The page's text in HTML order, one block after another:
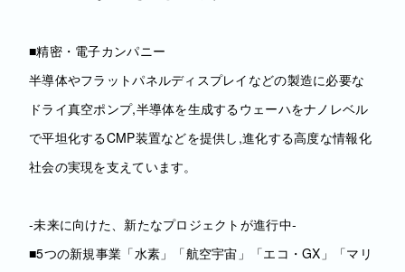
■精密・電子カンパニー
半導体やフラットパネルディスプレイなどの製造に必要な
ドライ真空ポンプ,半導体を生成するウェーハをナノレベル
で平坦化するCMP装置などを提供し,進化する高度な情報化
社会の実現を支えています。
‐未来に向けた、新たなプロジェクトが進行中‐
■5つの新規事業「水素」「航空宇宙」「エコ・GX」「マリ